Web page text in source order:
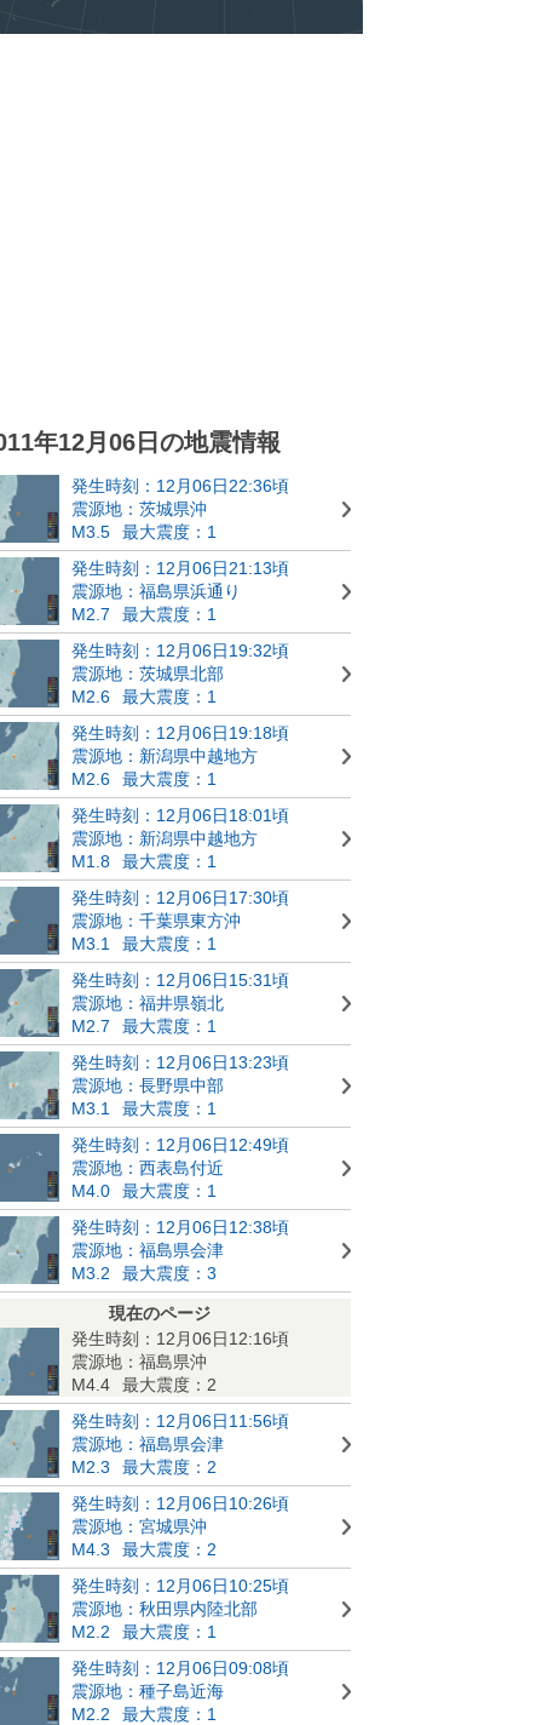
年12月06日の地震情報
発生時刻：12月06日22:36頃
震源地：茨城県沖
M3.5
最大震度：1
発生時刻：12月06日21:13頃
震源地：福島県浜通り
M2.7
最大震度：1
発生時刻：12月06日19:32頃
震源地：茨城県北部
M2.6
最大震度：1
発生時刻：12月06日19:18頃
震源地：新潟県中越地方
M2.6
最大震度：1
発生時刻：12月06日18:01頃
震源地：新潟県中越地方
M1.8
最大震度：1
発生時刻：12月06日17:30頃
震源地：千葉県東方沖
M3.1
最大震度：1
発生時刻：12月06日15:31頃
震源地：福井県嶺北
M2.7
最大震度：1
発生時刻：12月06日13:23頃
震源地：長野県中部
M3.1
最大震度：1
発生時刻：12月06日12:49頃
震源地：西表島付近
M4.0
最大震度：1
発生時刻：12月06日12:38頃
震源地：福島県会津
M3.2
最大震度：3
現在のページ
発生時刻：12月06日12:16頃
震源地：福島県沖
M4.4
最大震度：2
発生時刻：12月06日11:56頃
震源地：福島県会津
M2.3
最大震度：2
発生時刻：12月06日10:26頃
震源地：宮城県沖
M4.3
最大震度：2
発生時刻：12月06日10:25頃
震源地：秋田県内陸北部
M2.2
最大震度：1
発生時刻：12月06日09:08頃
震源地：種子島近海
M2.2
最大震度：1